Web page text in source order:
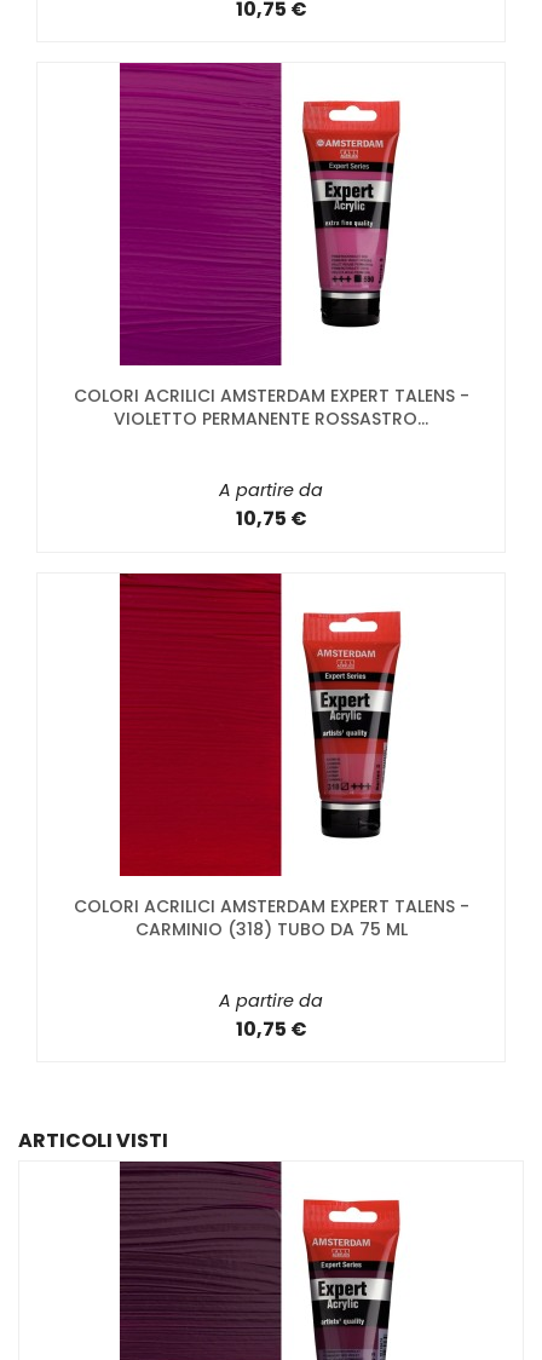
10,75 €
COLORI ACRILICI AMSTERDAM EXPERT TALENS -
VIOLETTO PERMANENTE ROSSASTRO...
A partire da
10,75 €
COLORI ACRILICI AMSTERDAM EXPERT TALENS -
CARMINIO (318) TUBO DA 75 ML
A partire da
10,75 €
ARTICOLI VISTI